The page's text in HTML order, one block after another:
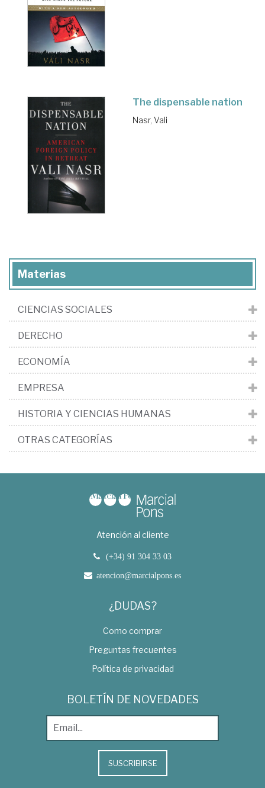
The dispensable nation
Nasr, Vali
Materias
CIENCIAS SOCIALES
DERECHO
ECONOMÍA
EMPRESA
HISTORIA Y CIENCIAS HUMANAS
OTRAS CATEGORÍAS
Atención al cliente
(+34) 91 304 33 03
atencion@marcialpons.es
¿DUDAS?
Como comprar
Preguntas frecuentes
Política de privacidad
BOLETÍN DE NOVEDADES
SUSCRIBIRSE